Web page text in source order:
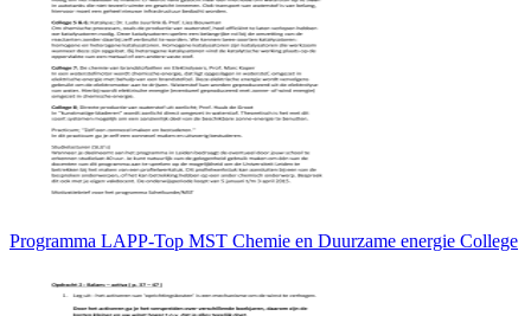
Programma LAPP-Top MST Chemie en Duurzame energie College